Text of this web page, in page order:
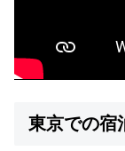
東京での宿